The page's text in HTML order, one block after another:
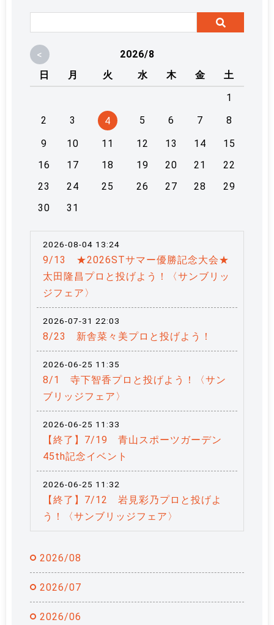
<
2026/8
日
月 火 水 木 金
土
1
2
3 4 5 6 7
8
9
10 11 12 13 14
15
16
17 18 19 20 21
22
23
24 25 26 27 28
29
30
31
2026-08-04 13:24
9/13 ★2026STサマー優勝記念大会★
太田隆昌プロと投げよう！〈サンブリッ
ジフェア〉
2026-07-31 22:03
8/23 新舎菜々美プロと投げよう！
2026-06-25 11:35
8/1 寺下智香プロと投げよう！〈サン
ブリッジフェア〉
2026-06-25 11:33
【終了】7/19 青山スポーツガーデン
45th記念イベント
2026-06-25 11:32
【終了】7/12 岩見彩乃プロと投げよ
う！〈サンブリッジフェア〉
2026/08
2026/07
2026/06